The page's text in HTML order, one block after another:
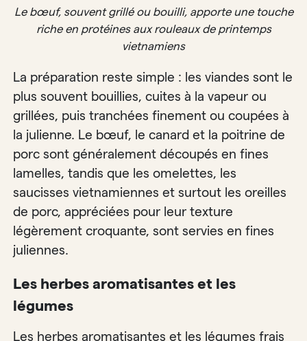
Le bœuf, souvent grillé ou bouilli, apporte une touche
riche en protéines aux rouleaux de printemps
vietnamiens
La préparation reste simple : les viandes sont le
plus souvent bouillies, cuites à la vapeur ou
grillées, puis tranchées finement ou coupées à
la julienne. Le bœuf, le canard et la poitrine de
porc sont généralement découpés en fines
lamelles, tandis que les omelettes, les
saucisses vietnamiennes et surtout les oreilles
de porc, appréciées pour leur texture
légèrement croquante, sont servies en fines
juliennes.
Les herbes aromatisantes et les
légumes
Les herbes aromatisantes et les légumes frais